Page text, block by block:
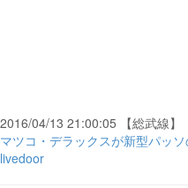
2016/04/13 21:00:05 【総武線】
マツコ・デラックスが新型パッ
livedoor